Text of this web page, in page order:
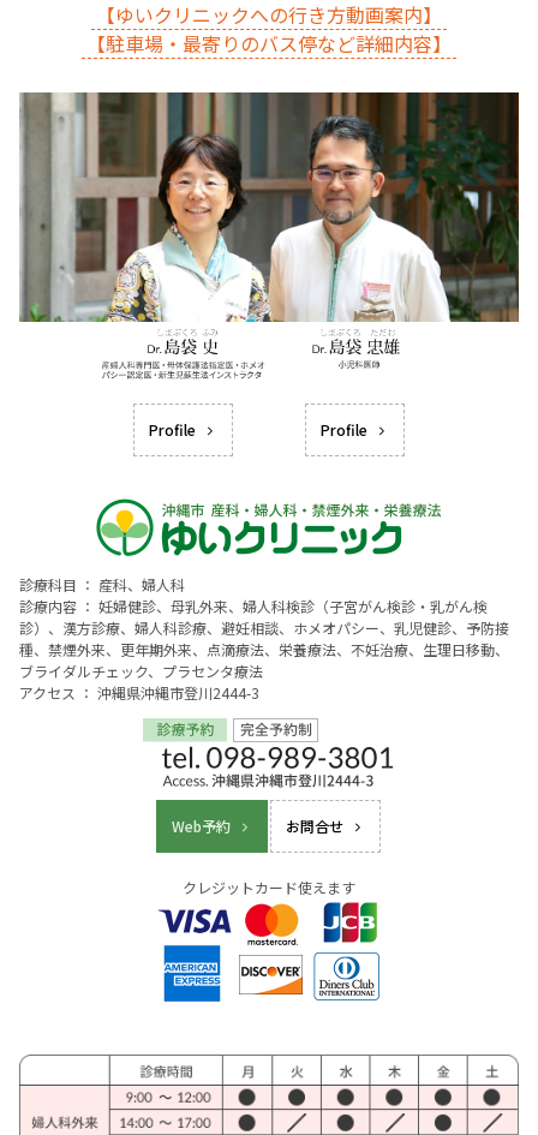
【ゆいクリニックへの行き方動画案内】
【駐車場・最寄りのバス停など詳細内容】
Profile Profile
診療科目 ： 産科、婦人科
診療内容 ： 妊婦健診、母乳外来、婦人科検診（子宮がん検診・乳がん検
診）、漢方診療、婦人科診療、避妊相談、ホメオパシー、乳児健診、予防接
種、禁煙外来、更年期外来、点滴療法、栄養療法、不妊治療、生理日移動、
ブライダルチェック、プラセンタ療法
アクセス ： 沖縄県沖縄市登川2444-3
Web予約 お問合せ
クレジットカード使えます